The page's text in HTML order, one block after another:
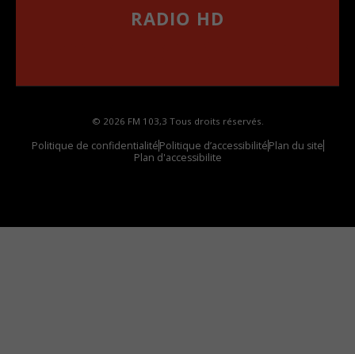
RADIO HD
© 2026 FM 103,3 Tous droits réservés.
Politique de confidentialitéPolitique d’accessibilitéPlan du site
Plan d'accessibilite